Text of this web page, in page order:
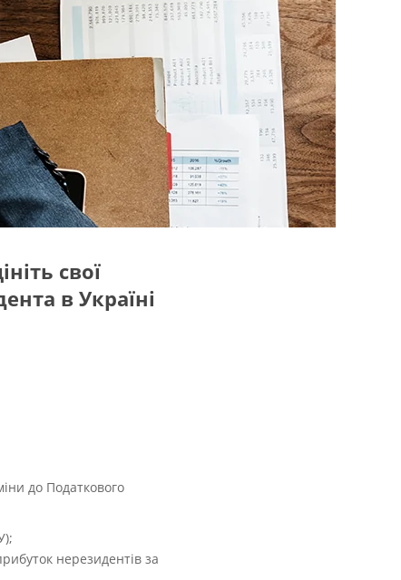
свої
в Україні
до Податкового
нерезидентів за